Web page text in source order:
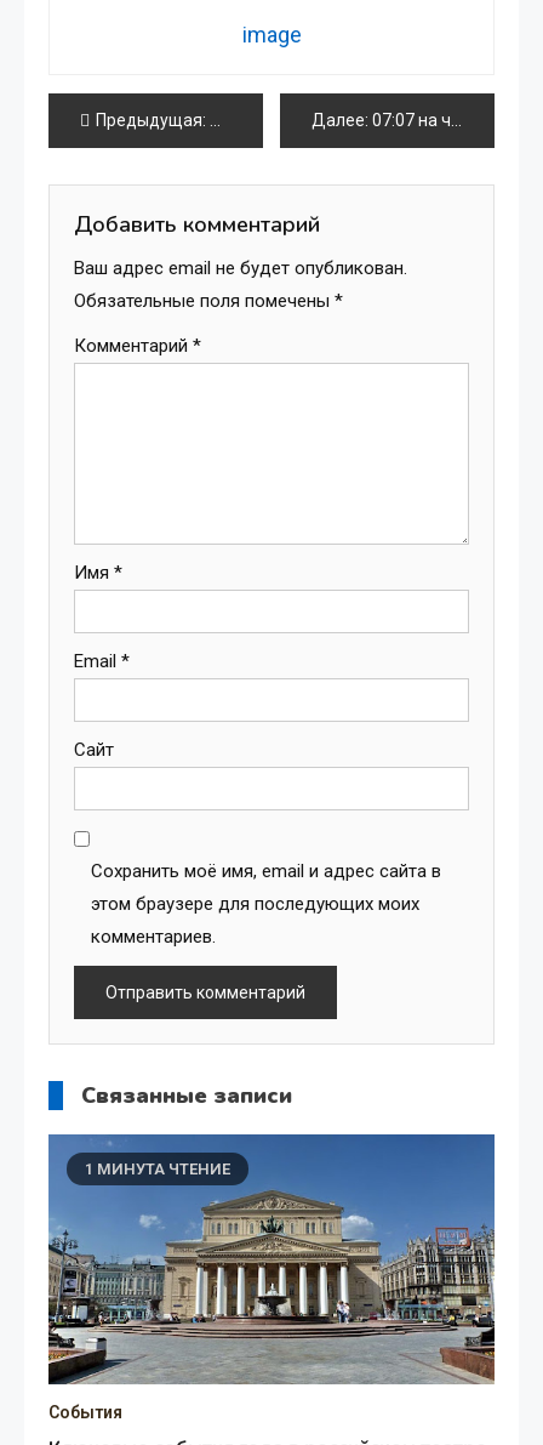
image
Навигация
по
записям
Предыдущая: Самые экзотические услуги эскорт-
Далее: 07:07 на часах – как оно влияет на личную жизнь и партнёрство?
Добавить комментарий
Ваш адрес email не будет опубликован.
Обязательные поля помечены *
Комментарий *
Имя *
Email *
Сайт
Сохранить моё имя, email и адрес сайта в
этом браузере для последующих моих
комментариев.
Связанные записи
1 МИНУТА ЧТЕНИЕ
События